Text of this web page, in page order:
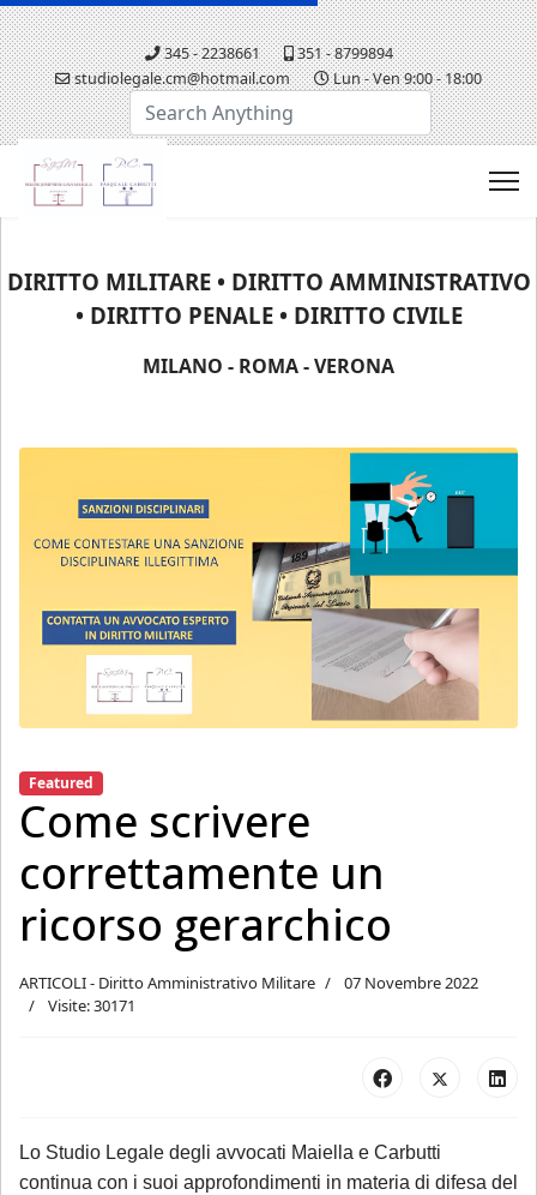
345 - 2238661
351 - 8799894
studiolegale.cm@hotmail.com
Lun - Ven 9:00 - 18:00
DIRITTO MILITARE • DIRITTO AMMINISTRATIVO
• DIRITTO PENALE • DIRITTO CIVILE
MILANO - ROMA - VERONA
Featured
Come scrivere
correttamente un
ricorso gerarchico
ARTICOLI - Diritto Amministrativo Militare
07 Novembre 2022
Visite: 30171
Lo Studio Legale degli avvocati Maiella e Carbutti
continua con i suoi approfondimenti in materia di difesa del